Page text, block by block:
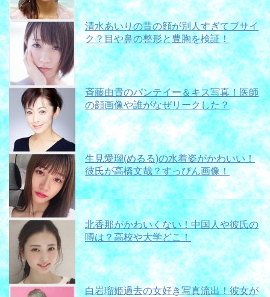
清水あいりの昔の顔が別人すぎてブサイ
ク？目や鼻の整形と豊胸を検証！
斉藤由貴のパンテイー＆キス写真！医師
の顔画像や誰がなぜリークした？
生見愛瑠(めるる)の水着姿がかわいい！
彼氏が高橋文哉？すっぴん画像！
北香那がかわいくない！中国人や彼氏の
噂は？高校や大学どこ！
白岩瑠姫過去の女好き写真流出！彼女が